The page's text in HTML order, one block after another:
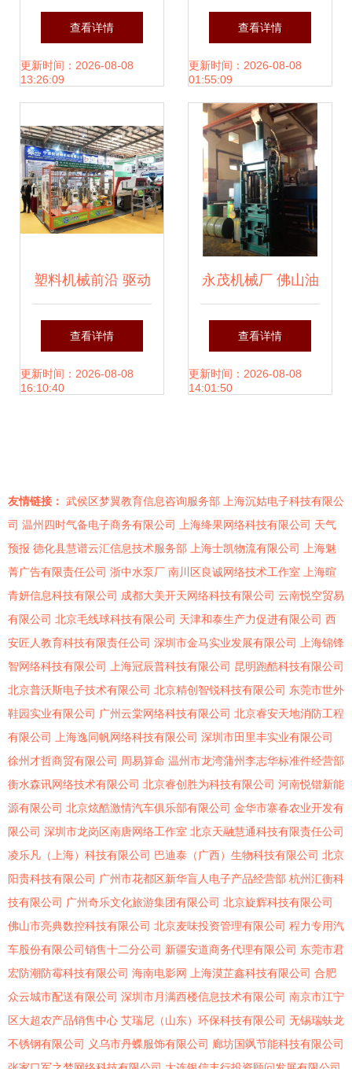
新选择 东塑包装机
在线咨询服务全面
查看详情
更新时间：2026-08-08
13:26:09
进技术 永生机械设
备实现无尾料加工
新突破
查看详情
更新时间：2026-08-08
01:55:09
塑料机械前沿 驱动
制造业革新的核心
装备
查看详情
更新时间：2026-08-08
16:10:40
永茂机械厂 佛山油
压废纸打包机助力
绿色回收产业升级
查看详情
更新时间：2026-08-08
14:01:50
友情链接： 武侯区梦翼教育信息咨询服务部
上海沉姑电子科技有限公
司 温州四时气备电子商务有限公司 上海绛果网络科技有限公司 天气
预报 德化县慧谱云汇信息技术服务部 上海士凯物流有限公司
上海魅
菁广告有限责任公司 浙中水泵厂 南川区良诚网络技术工作室
上海暄
青妍信息科技有限公司 成都大美开天网络科技有限公司 云南悦空贸易
有限公司 北京毛线球科技有限公司 天津和泰生产力促进有限公司 西
安匠人教育科技有限责任公司 深圳市金马实业发展有限公司
上海锦锋
智网络科技有限公司
上海冠辰普科技有限公司 昆明跑酷科技有限公司
北京普沃斯电子技术有限公司 北京精创智锐科技有限公司 东莞市世外
鞋园实业有限公司 广州云棠网络科技有限公司 北京睿安天地消防工程
有限公司
上海逸同帆网络科技有限公司 深圳市田里丰实业有限公司
徐州才哲商贸有限公司 周易算命 温州市龙湾蒲州李志华标准件经营部
衡水森讯网络技术有限公司 北京睿创胜为科技有限公司 河南悦锴新能
源有限公司 北京炫酷激情汽车俱乐部有限公司 金华市寨春农业开发有
限公司 深圳市龙岗区南唐网络工作室 北京天融慧通科技有限责任公司
凌乐凡（上海）科技有限公司 巴迪泰（广西）生物科技有限公司 北京
阳贵科技有限公司 广州市花都区新华盲人电子产品经营部 杭州汇衡科
技有限公司 广州奇乐文化旅游集团有限公司 北京旋辉科技有限公司
佛山市亮典数控科技有限公司 北京麦味投资管理有限公司 程力专用汽
车股份有限公司销售十二分公司 新疆安道商务代理有限公司 东莞市君
宏防潮防霉科技有限公司 海南电影网 上海漠芷鑫科技有限公司 合肥
众云城市配送有限公司 深圳市月满西楼信息技术有限公司 南京市江宁
区大超农产品销售中心 艾瑞尼（山东）环保科技有限公司 无锡瑞蚨龙
不锈钢有限公司
义乌市丹蝶服饰有限公司 廊坊国飒节能科技有限公司